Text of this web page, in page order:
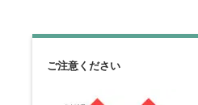
ご注意ください